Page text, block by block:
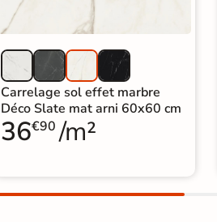
Carrelage sol effet marbre
Déco Slate mat arni 60x60 cm
36€90 /m²